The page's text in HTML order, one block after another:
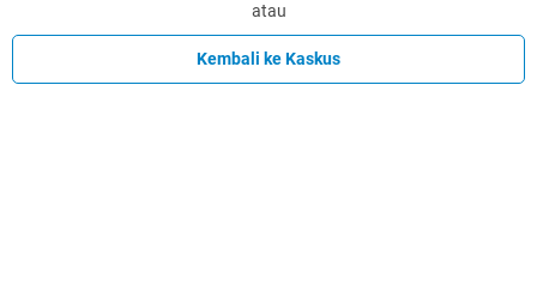
atau
Kembali ke Kaskus